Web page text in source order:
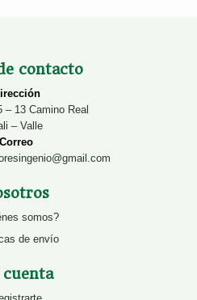
contacto
13 Camino Real
– Valle
Correo
somos?
de envío